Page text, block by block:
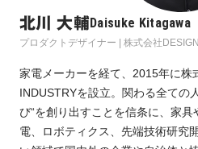
北川 大輔Daisuke Kitagawa
プロダクトデザイナー | 株式会社
家電メーカーを経て、2015年に株
INDUSTRYを設立。関わる全ての
び“を創り出すことを信条に、家
電、ロボティクス、先端技術研究